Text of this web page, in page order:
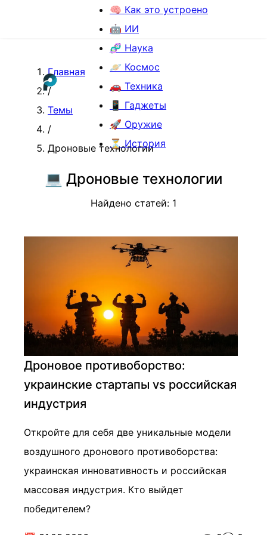
🧠 Как это устроено
🤖 ИИ
🧬 Наука
🪐 Космос
🚗 Техника
📱 Гаджеты
🚀 Оружие
⏳ История
Главная
/
Темы
/
Дроновые технологии
💻 Дроновые технологии
Найдено статей: 1
Дроновое противоборство:
украинские стартапы vs российская
индустрия
Откройте для себя две уникальные модели
воздушного дронового противоборства:
украинская инновативность и российская
массовая индустрия. Кто выйдет
победителем?